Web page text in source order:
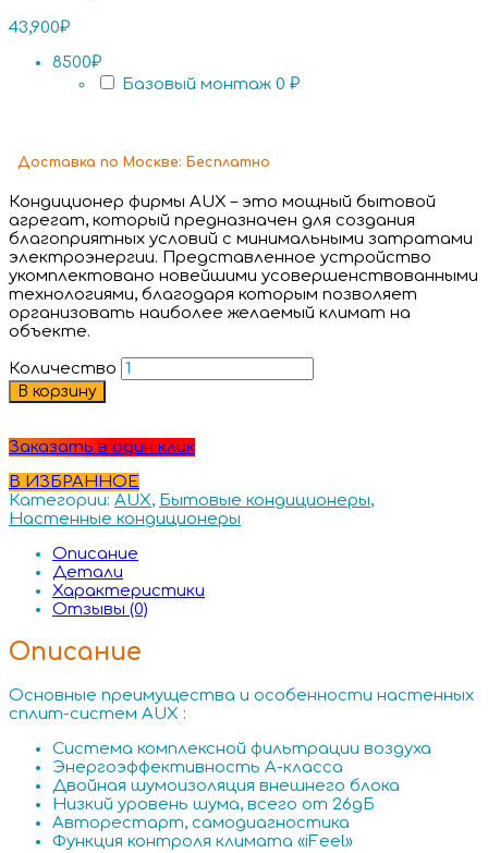
43,900₽
8500₽
Базовый монтаж 0 ₽
Доставка по Москве: Бесплатно
Кондиционер фирмы AUX – это мощный бытовой
агрегат, который предназначен для создания
благоприятных условий с минимальными затратами
электроэнергии. Представленное устройство
укомплектовано новейшими усовершенствованными
технологиями, благодаря которым позволяет
организовать наиболее желаемый климат на
объекте.
Количество
В корзину
Заказать в один клик
В ИЗБРАННОЕ
Категории: AUX, Бытовые кондиционеры,
Настенные кондиционеры
Описание
Детали
Характеристики
Отзывы (0)
Описание
Основные преимущества и особенности настенных
сплит-систем AUX :
Система комплексной фильтрации воздуха
Энергоэффективность А-класса
Двойная шумоизоляция внешнего блока
Низкий уровень шума, всего от 26дБ
Авторестарт, самодиагностика
Функция контроля климата «iFeel»